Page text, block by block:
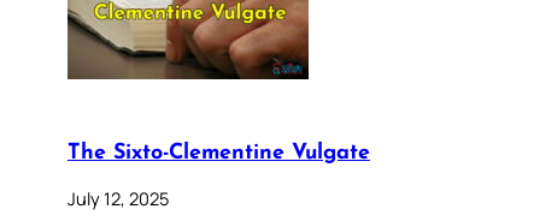
The Sixto-Clementine Vulgate
July 12, 2025